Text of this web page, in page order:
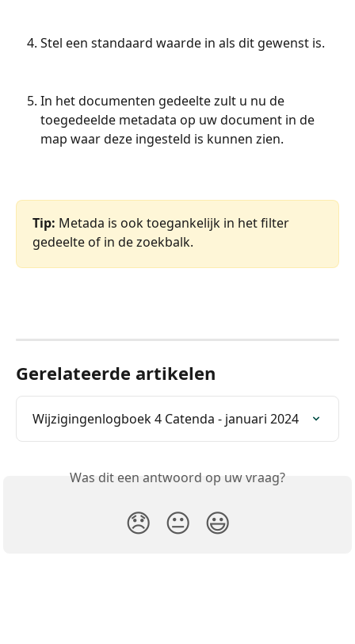
Stel een standaard waarde in als dit gewenst is.
In het documenten gedeelte zult u nu de
toegedeelde metadata op uw document in de
map waar deze ingesteld is kunnen zien.
Tip: Metada is ook toegankelijk in het filter
gedeelte of in de zoekbalk.
Gerelateerde artikelen
Wijzigingenlogboek 4 Catenda - januari 2024
Was dit een antwoord op uw vraag?
😞 😐 😃